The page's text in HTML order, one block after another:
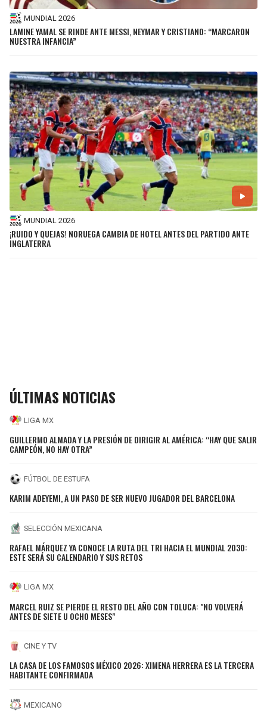
MUNDIAL 2026
LAMINE YAMAL SE RINDE ANTE MESSI, NEYMAR Y CRISTIANO: “MARCARON
NUESTRA INFANCIA”
MUNDIAL 2026
¡RUIDO Y QUEJAS! NORUEGA CAMBIA DE HOTEL ANTES DEL PARTIDO ANTE
INGLATERRA
ÚLTIMAS NOTICIAS
LIGA MX
GUILLERMO ALMADA Y LA PRESIÓN DE DIRIGIR AL AMÉRICA: “HAY QUE SALIR
CAMPEÓN, NO HAY OTRA”
FÚTBOL DE ESTUFA
KARIM ADEYEMI, A UN PASO DE SER NUEVO JUGADOR DEL BARCELONA
SELECCIÓN MEXICANA
RAFAEL MÁRQUEZ YA CONOCE LA RUTA DEL TRI HACIA EL MUNDIAL 2030:
ESTE SERÁ SU CALENDARIO Y SUS RETOS
LIGA MX
MARCEL RUIZ SE PIERDE EL RESTO DEL AÑO CON TOLUCA: "NO VOLVERÁ
ANTES DE SIETE U OCHO MESES"
CINE Y TV
LA CASA DE LOS FAMOSOS MÉXICO 2026: XIMENA HERRERA ES LA TERCERA
HABITANTE CONFIRMADA
MEXICANO